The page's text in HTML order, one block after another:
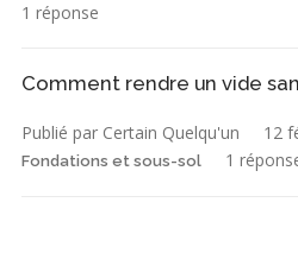
1 réponse
Comment rendre un vide
Publié par Certain Quelqu'un 12
Fondations et sous-sol 1